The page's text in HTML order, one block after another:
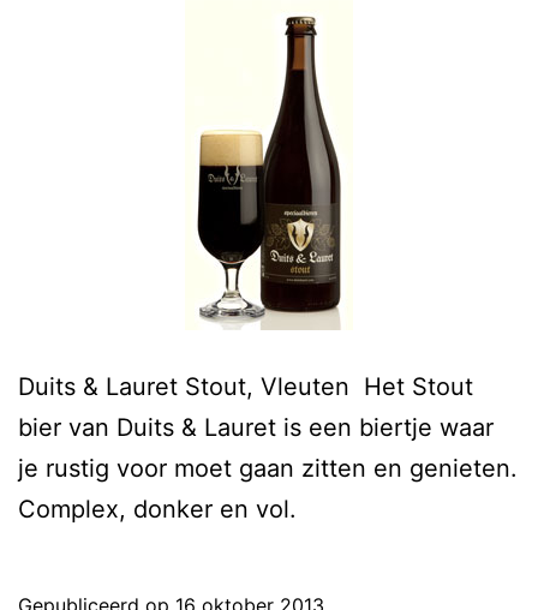
Duits & Lauret Stout, Vleuten Het Stout
bier van Duits & Lauret is een biertje waar
je rustig voor moet gaan zitten en genieten.
Complex, donker en vol.
Gepubliceerd op 16 oktober 2013